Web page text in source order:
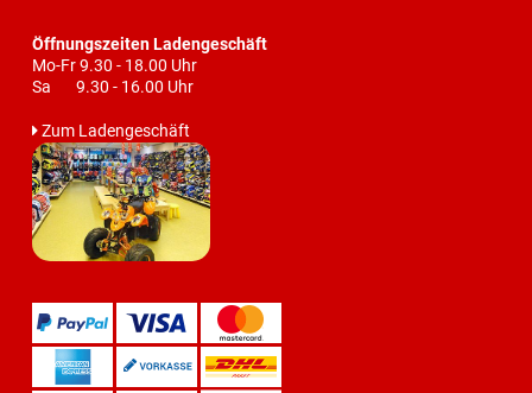
Öffnungszeiten Ladengeschäft
Mo-Fr 9.30 - 18.00 Uhr
Sa 9.30 - 16.00 Uhr
Zum Ladengeschäft